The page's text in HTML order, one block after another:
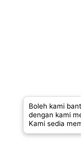
Boleh kami
dengan kami
Kami sedia